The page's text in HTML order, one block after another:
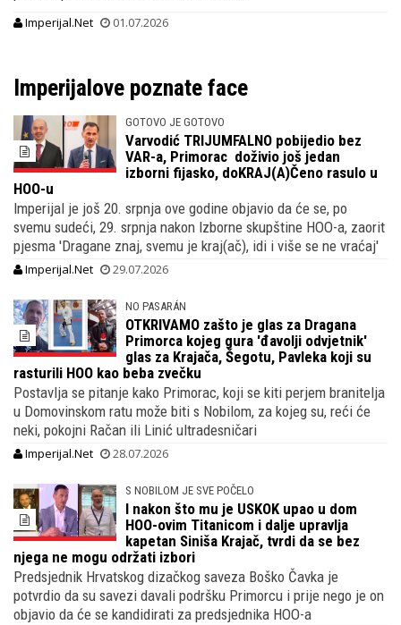
Imperijal.Net 01.07.2026
Imperijalove poznate face
GOTOVO JE GOTOVO
Varvodić TRIJUMFALNO pobijedio bez
VAR-a, Primorac doživio još jedan
izborni fijasko, doKRAJ(A)Čeno rasulo u
HOO-u
Imperijal je još 20. srpnja ove godine objavio da će se, po
svemu sudeći, 29. srpnja nakon Izborne skupštine HOO-a, zaorit
pjesma 'Dragane znaj, svemu je kraj(ač), idi i više se ne vraćaj'
Imperijal.Net 29.07.2026
NO PASARÁN
OTKRIVAMO zašto je glas za Dragana
Primorca kojeg gura 'đavolji odvjetnik'
glas za Krajača, Šegotu, Pavleka koji su
rasturili HOO kao beba zvečku
Postavlja se pitanje kako Primorac, koji se kiti perjem branitelja
u Domovinskom ratu može biti s Nobilom, za kojeg su, reći će
neki, pokojni Račan ili Linić ultradesničari
Imperijal.Net 28.07.2026
S NOBILOM JE SVE POČELO
I nakon što mu je USKOK upao u dom
HOO-ovim Titanicom i dalje upravlja
kapetan Siniša Krajač, tvrdi da se bez
njega ne mogu održati izbori
Predsjednik Hrvatskog dizačkog saveza Boško Čavka je
potvrdio da su savezi davali podršku Primorcu i prije nego je on
objavio da će se kandidirati za predsjednika HOO-a